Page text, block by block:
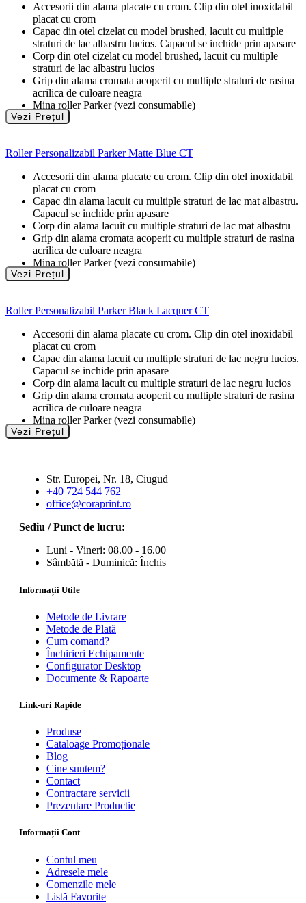
Accesorii din alama placate cu crom. Clip din otel inoxidabil
placat cu crom
Capac din otel cizelat cu model brushed, lacuit cu multiple
straturi de lac albastru lucios. Capacul se inchide prin apasare
Corp din otel cizelat cu model brushed, lacuit cu multiple
straturi de lac albastru lucios
Grip din alama cromata acoperit cu multiple straturi de rasina
acrilica de culoare neagra
Mina roller Parker (vezi consumabile)
Vezi Prețul
Roller Personalizabil Parker Matte Blue CT
Accesorii din alama placate cu crom. Clip din otel inoxidabil
placat cu crom
Capac din alama lacuit cu multiple straturi de lac mat albastru.
Capacul se inchide prin apasare
Corp din alama lacuit cu multiple straturi de lac mat albastru
Grip din alama cromata acoperit cu multiple straturi de rasina
acrilica de culoare neagra
Mina roller Parker (vezi consumabile)
Vezi Prețul
Roller Personalizabil Parker Black Lacquer CT
Accesorii din alama placate cu crom. Clip din otel inoxidabil
placat cu crom
Capac din alama lacuit cu multiple straturi de lac negru lucios.
Capacul se inchide prin apasare
Corp din alama lacuit cu multiple straturi de lac negru lucios
Grip din alama cromata acoperit cu multiple straturi de rasina
acrilica de culoare neagra
Mina roller Parker (vezi consumabile)
Vezi Prețul
Str. Europei, Nr. 18, Ciugud
+40 724 544 762
office@coraprint.ro
Sediu / Punct de lucru:
Luni - Vineri: 08.00 - 16.00
Sâmbătă - Duminică: Închis
Informații Utile
Metode de Livrare
Metode de Plată
Cum comand?
Închirieri Echipamente
Configurator Desktop
Documente & Rapoarte
Link-uri Rapide
Produse
Cataloage Promoționale
Blog
Cine suntem?
Contact
Contractare servicii
Prezentare Productie
Informații Cont
Contul meu
Adresele mele
Comenzile mele
Listă Favorite